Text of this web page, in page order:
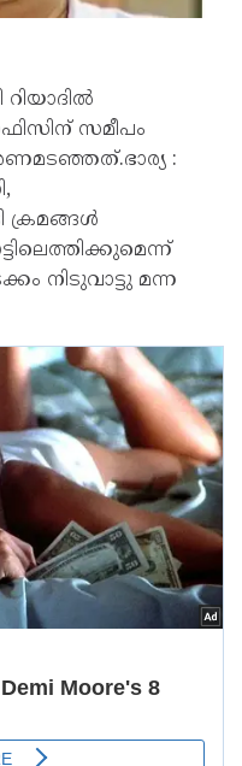
റിയാദിൽ
സമീപം
:
ക്രമങ്ങൾ
നിടുവാട്ടു മന്ന